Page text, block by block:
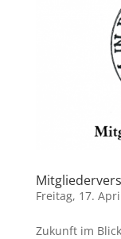
Freitag, 17.
Zukunft im